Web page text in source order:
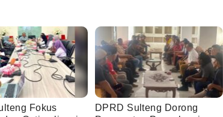
Fokus
DPRD Sulteng Dorong